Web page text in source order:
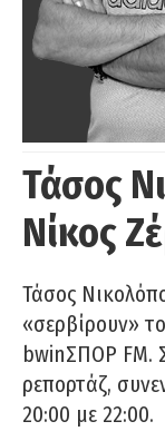
Τάσος
Νίκος
Τάσος
«σερβίρουν»
bwinΣΠΟΡ FM.
ρεπορτάζ,
20:00 με 22:00.